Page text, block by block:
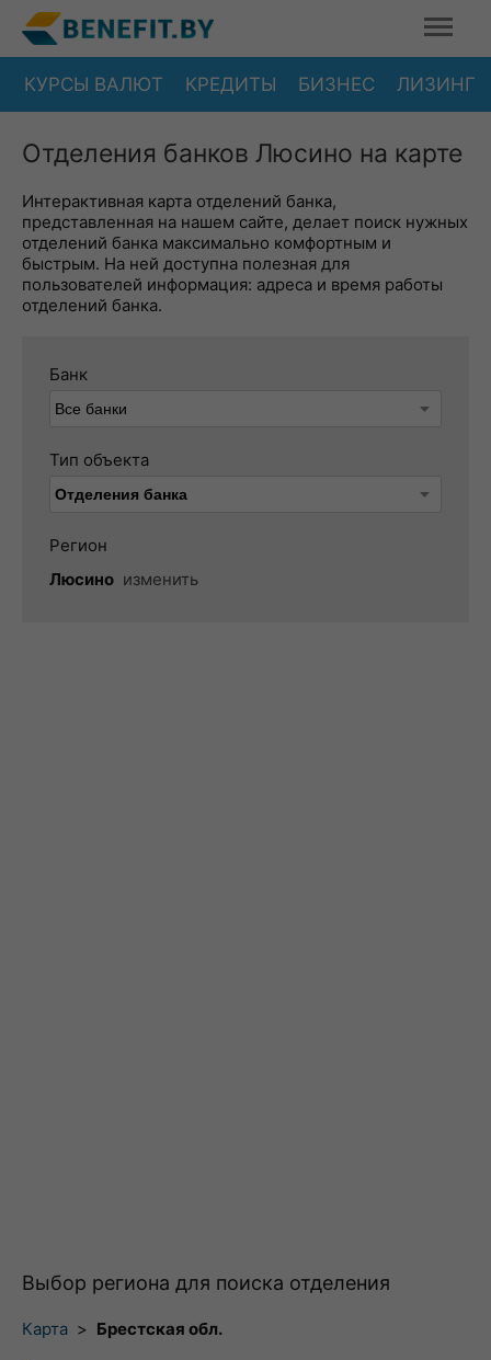
КУРСЫ ВАЛЮТ КРЕДИТЫ БИЗНЕС ЛИЗИНГ
Отделения банков Люсино на карте
Интерактивная карта отделений банка,
представленная на нашем сайте, делает поиск нужных
отделений банка максимально комфортным и
быстрым. На ней доступна полезная для
пользователей информация: адреса и время работы
отделений банка.
Банк
Тип объекта
Регион
Люсино изменить
Выбор региона для поиска отделения
Карта > Брестская обл.